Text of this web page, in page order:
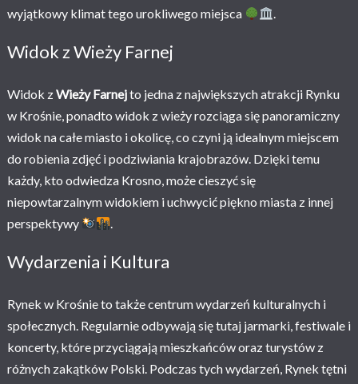
wyjątkowy klimat tego urokliwego miejsca
.
Widok z Wieży Farnej
Widok zWieży Farnejto jedna z największych atrakcji Rynku
w Krośnie, ponadto widok z wieży rozciąga się panoramiczny
widok na całe miasto i okolicę, co czyni ją idealnym miejscem
do robienia zdjęć i podziwiania krajobrazów. Dzięki temu
każdy, kto odwiedza Krosno, może cieszyć się
niepowtarzalnym widokiem i uchwycić piękno miasta z innej
perspektywy
.
Wydarzenia i Kultura
Rynek w Krośnie to także centrum wydarzeń kulturalnych i
społecznych. Regularnie odbywają się tutaj jarmarki, festiwale i
koncerty, które przyciągają mieszkańców oraz turystów z
różnych zakątków Polski. Podczas tych wydarzeń, Rynek tętni